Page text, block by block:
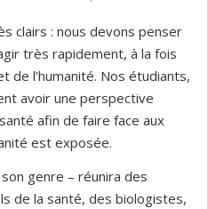
clairs : nous devons penser
très rapidement, à la fois
de l’humanité. Nos étudiants,
avoir une perspective
afin de faire face aux
est exposée.
genre – réunira des
de la santé, des biologistes,